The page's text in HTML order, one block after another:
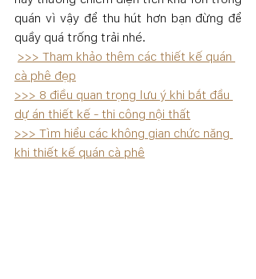
quán vì vậy để thu hút hơn bạn đừng để
quầy quá trống trải nhé.
>>> Tham khảo thêm các thiết kế quán
cà phê đẹp
>>> 8 điều quan trọng lưu ý khi bắt đầu
dự án thiết kế - thi công nội thất
>>> Tìm hiểu các không gian chức năng
khi thiết kế quán cà phê